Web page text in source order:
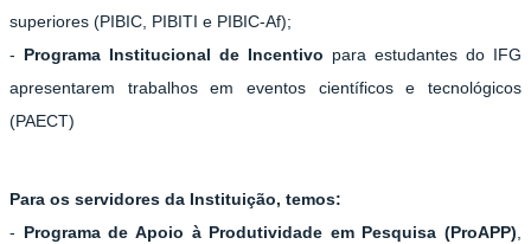
superiores (PIBIC, PIBITI e PIBIC-Af);
- Programa Institucional de Incentivo para estudantes do IFG
apresentarem trabalhos em eventos científicos e tecnológicos
(PAECT)
Para os servidores da Instituição, temos:
- Programa de Apoio à Produtividade em Pesquisa (ProAPP),